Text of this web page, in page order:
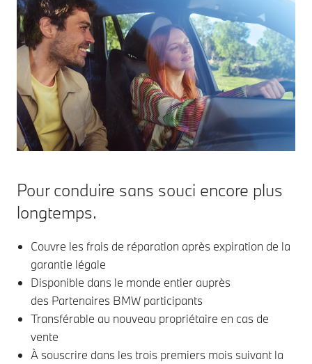
Pour conduire sans souci encore plus
longtemps.
Couvre les frais de réparation après expiration de la
garantie légale
Disponible dans le monde entier auprès
des Partenaires BMW participants
Transférable au nouveau propriétaire en cas de
vente
À souscrire dans les trois premiers mois suivant la